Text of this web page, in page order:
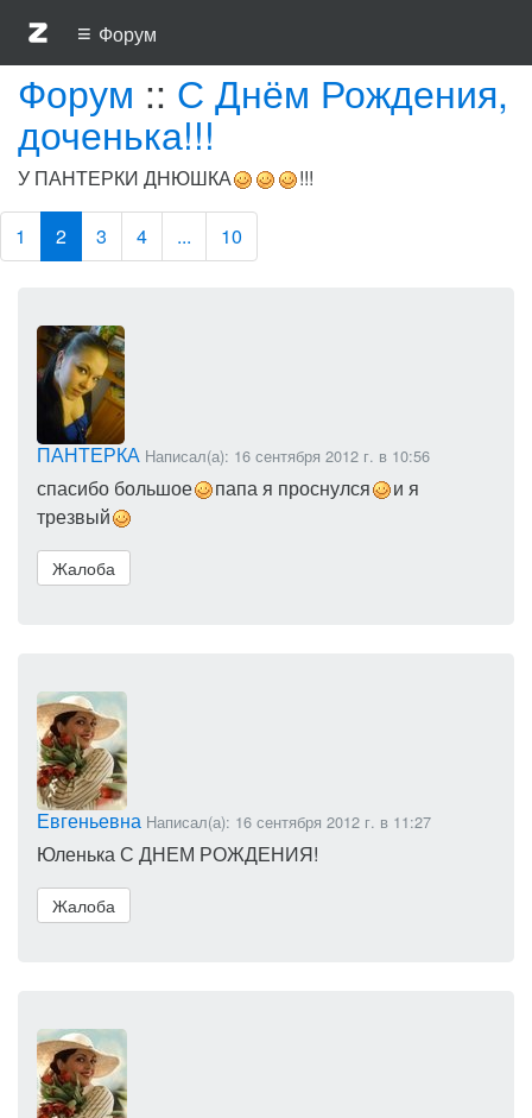
≡ Форум
Форум :: С Днём Рождения,
доченька!!!
У ПАНТЕРКИ ДНЮШКА !!!
1 2 3 4 ... 10
ПАНТЕРКА Написал(а): 16 сентября 2012 г. в 10:56
спасибо большое папа я проснулся
и я
трезвый
Жалоба
Евгеньевна Написал(а): 16 сентября 2012 г. в 11:27
Юленька С ДНЕМ РОЖДЕНИЯ!
Жалоба